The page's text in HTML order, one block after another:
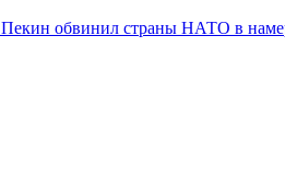
Пекин обвинил страны НАТО в